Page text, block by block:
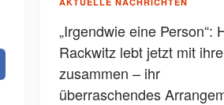
„Irgendwie eine Person“:
Rackwitz lebt jetzt mit
zusammen – ihr
überraschendes